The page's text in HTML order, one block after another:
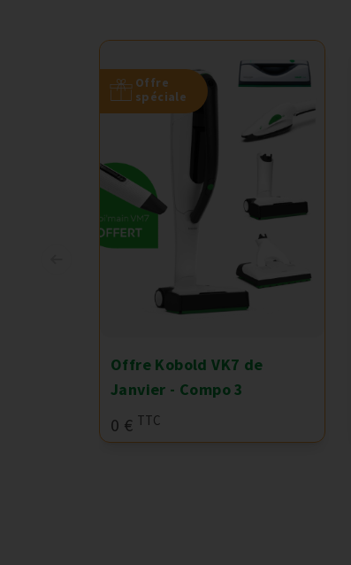
Offre
spéciale
Offre Kobold VK7 de
Janvier - Compo 3
0 € TTC